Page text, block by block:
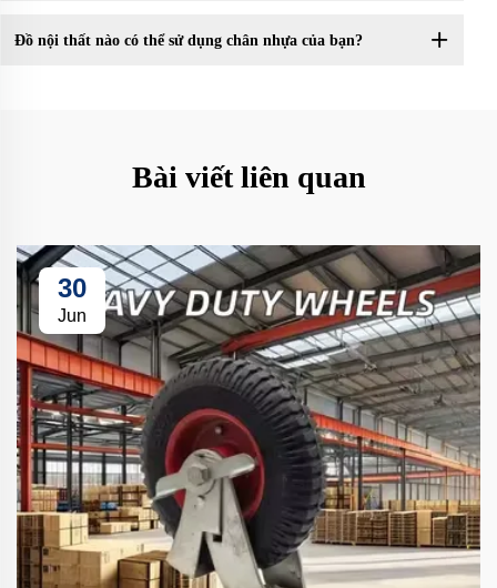
Đồ nội thất nào có thể sử dụng chân nhựa của bạn?
Bài viết liên quan
30
Jun